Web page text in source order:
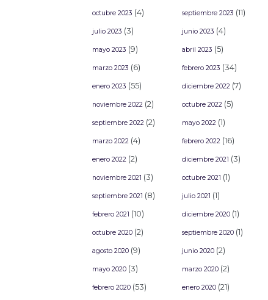
octubre 2023 (4) septiembre 2023 (11)
julio 2023 (3) junio 2023 (4)
mayo 2023 (9) abril 2023 (5)
marzo 2023 (6) febrero 2023 (34)
enero 2023 (55) diciembre 2022 (7)
noviembre 2022 (2) octubre 2022 (5)
septiembre 2022 (2) mayo 2022 (1)
marzo 2022 (4) febrero 2022 (16)
enero 2022 (2) diciembre 2021 (3)
noviembre 2021 (3) octubre 2021 (1)
septiembre 2021 (8) julio 2021 (1)
febrero 2021 (10) diciembre 2020 (1)
octubre 2020 (2) septiembre 2020 (1)
agosto 2020 (9) junio 2020 (2)
mayo 2020 (3) marzo 2020 (2)
febrero 2020 (53) enero 2020 (21)